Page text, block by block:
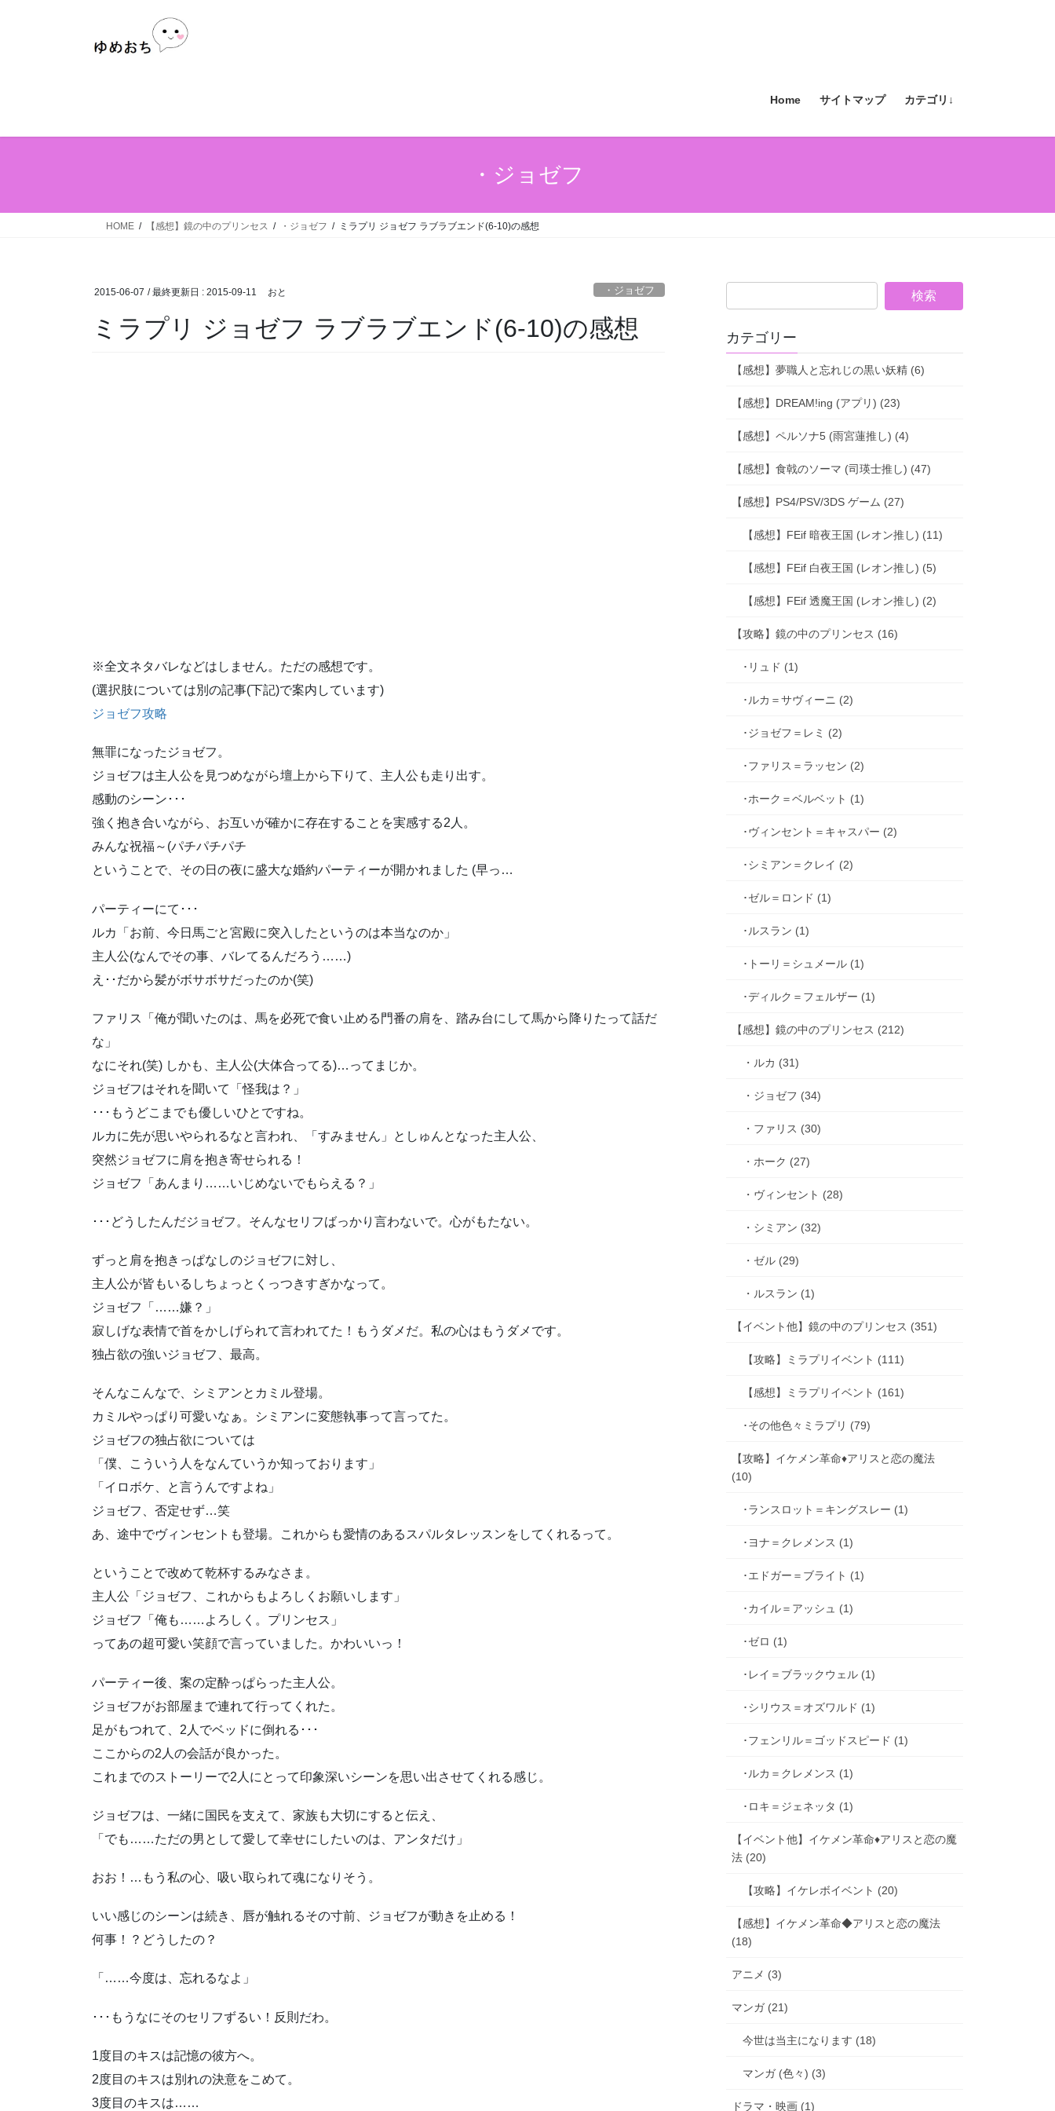
Home サイトマップ カテゴリ↓
・ジョゼフ
HOME 【感想】鏡の中のプリンセス ・ジョゼフ ミラプリ ジョゼフ ラブラブエンド(6-10)の感想
2015-06-07 / 最終更新日 : 2015-09-11 おと ・ジョゼフ
ミラプリ ジョゼフ ラブラブエンド(6-10)の感想
※全文ネタバレなどはしません。ただの感想です。
(選択肢については別の記事(下記)で案内しています)
ジョゼフ攻略
無罪になったジョゼフ。
ジョゼフは主人公を見つめながら壇上から下りて、主人公も走り出す。
感動のシーン･･･
強く抱き合いながら、お互いが確かに存在することを実感する2人。
みんな祝福～(パチパチパチ
ということで、その日の夜に盛大な婚約パーティーが開かれました (早っ…
パーティーにて･･･
ルカ「お前、今日馬ごと宮殿に突入したというのは本当なのか」
主人公(なんでその事、バレてるんだろう……)
え･･だから髪がボサボサだったのか(笑)
ファリス「俺が聞いたのは、馬を必死で食い止める門番の肩を、踏み台にして馬から降りたって話だ
な」
なにそれ(笑) しかも、主人公(大体合ってる)…ってまじか。
ジョゼフはそれを聞いて「怪我は？」
･･･もうどこまでも優しいひとですね。
ルカに先が思いやられるなと言われ、「すみません」としゅんとなった主人公、
突然ジョゼフに肩を抱き寄せられる！
ジョゼフ「あんまり……いじめないでもらえる？」
･･･どうしたんだジョゼフ。そんなセリフばっかり言わないで。心がもたない。
ずっと肩を抱きっぱなしのジョゼフに対し、
主人公が皆もいるしちょっとくっつきすぎかなって。
ジョゼフ「……嫌？」
寂しげな表情で首をかしげられて言われてた！もうダメだ。私の心はもうダメです。
独占欲の強いジョゼフ、最高。
そんなこんなで、シミアンとカミル登場。
カミルやっぱり可愛いなぁ。シミアンに変態執事って言ってた。
ジョゼフの独占欲については
「僕、こういう人をなんていうか知っております」
「イロボケ、と言うんですよね」
ジョゼフ、否定せず…笑
あ、途中でヴィンセントも登場。これからも愛情のあるスパルタレッスンをしてくれるって。
ということで改めて乾杯するみなさま。
主人公「ジョゼフ、これからもよろしくお願いします」
ジョゼフ「俺も……よろしく。プリンセス」
ってあの超可愛い笑顔で言っていました。かわいいっ！
パーティー後、案の定酔っぱらった主人公。
ジョゼフがお部屋まで連れて行ってくれた。
足がもつれて、2人でベッドに倒れる･･･
ここからの2人の会話が良かった。
これまでのストーリーで2人にとって印象深いシーンを思い出させてくれる感じ。
ジョゼフは、一緒に国民を支えて、家族も大切にすると伝え、
「でも……ただの男として愛して幸せにしたいのは、アンタだけ」
おお！…もう私の心、吸い取られて魂になりそう。
いい感じのシーンは続き、唇が触れるその寸前、ジョゼフが動きを止める！
何事！？どうしたの？
「……今度は、忘れるなよ」
･･･もうなにそのセリフずるい！反則だわ。
1度目のキスは記憶の彼方へ。
2度目のキスは別れの決意をこめて。
3度目のキスは……
カテゴリー
【感想】夢職人と忘れじの黒い妖精 (6)
【感想】DREAM!ing (アプリ) (23)
【感想】ペルソナ5 (雨宮蓮推し) (4)
【感想】食戟のソーマ (司瑛士推し) (47)
【感想】PS4/PSV/3DS ゲーム (27)
【感想】FEif 暗夜王国 (レオン推し) (11)
【感想】FEif 白夜王国 (レオン推し) (5)
【感想】FEif 透魔王国 (レオン推し) (2)
【攻略】鏡の中のプリンセス (16)
･リュド (1)
･ルカ＝サヴィーニ (2)
･ジョゼフ＝レミ (2)
･ファリス＝ラッセン (2)
･ホーク＝ベルベット (1)
･ヴィンセント＝キャスパー (2)
･シミアン＝クレイ (2)
･ゼル＝ロンド (1)
･ルスラン (1)
･トーリ＝シュメール (1)
･ディルク＝フェルザー (1)
【感想】鏡の中のプリンセス (212)
・ルカ (31)
・ジョゼフ (34)
・ファリス (30)
・ホーク (27)
・ヴィンセント (28)
・シミアン (32)
・ゼル (29)
・ルスラン (1)
【イベント他】鏡の中のプリンセス (351)
【攻略】ミラプリイベント (111)
【感想】ミラプリイベント (161)
･その他色々ミラプリ (79)
【攻略】イケメン革命♦アリスと恋の魔法
(10)
･ランスロット＝キングスレー (1)
･ヨナ＝クレメンス (1)
･エドガー＝ブライト (1)
･カイル＝アッシュ (1)
･ゼロ (1)
･レイ＝ブラックウェル (1)
･シリウス＝オズワルド (1)
･フェンリル＝ゴッドスピード (1)
･ルカ＝クレメンス (1)
･ロキ＝ジェネッタ (1)
【イベント他】イケメン革命♦アリスと恋の魔
法 (20)
【攻略】イケレボイベント (20)
【感想】イケメン革命◆アリスと恋の魔法
(18)
アニメ (3)
マンガ (21)
今世は当主になります (18)
マンガ (色々) (3)
ドラマ・映画 (1)